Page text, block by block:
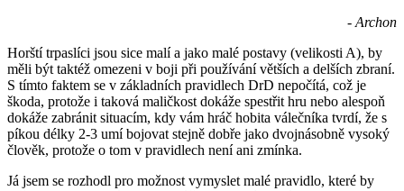
- Archon
Horští trpaslíci jsou sice malí a jako malé postavy (velikosti A), by
měli být taktéž omezeni v boji při používání větších a delších zbraní.
S tímto faktem se v základních pravidlech DrD nepočítá, což je
škoda, protože i taková maličkost dokáže spestřit hru nebo alespoň
dokáže zabránit situacím, kdy vám hráč hobita válečníka tvrdí, že s
píkou délky 2-3 umí bojovat stejně dobře jako dvojnásobně vysoký
člověk, protože o tom v pravidlech není ani zmínka.
Já jsem se rozhodl pro možnost vymyslet malé pravidlo, které by